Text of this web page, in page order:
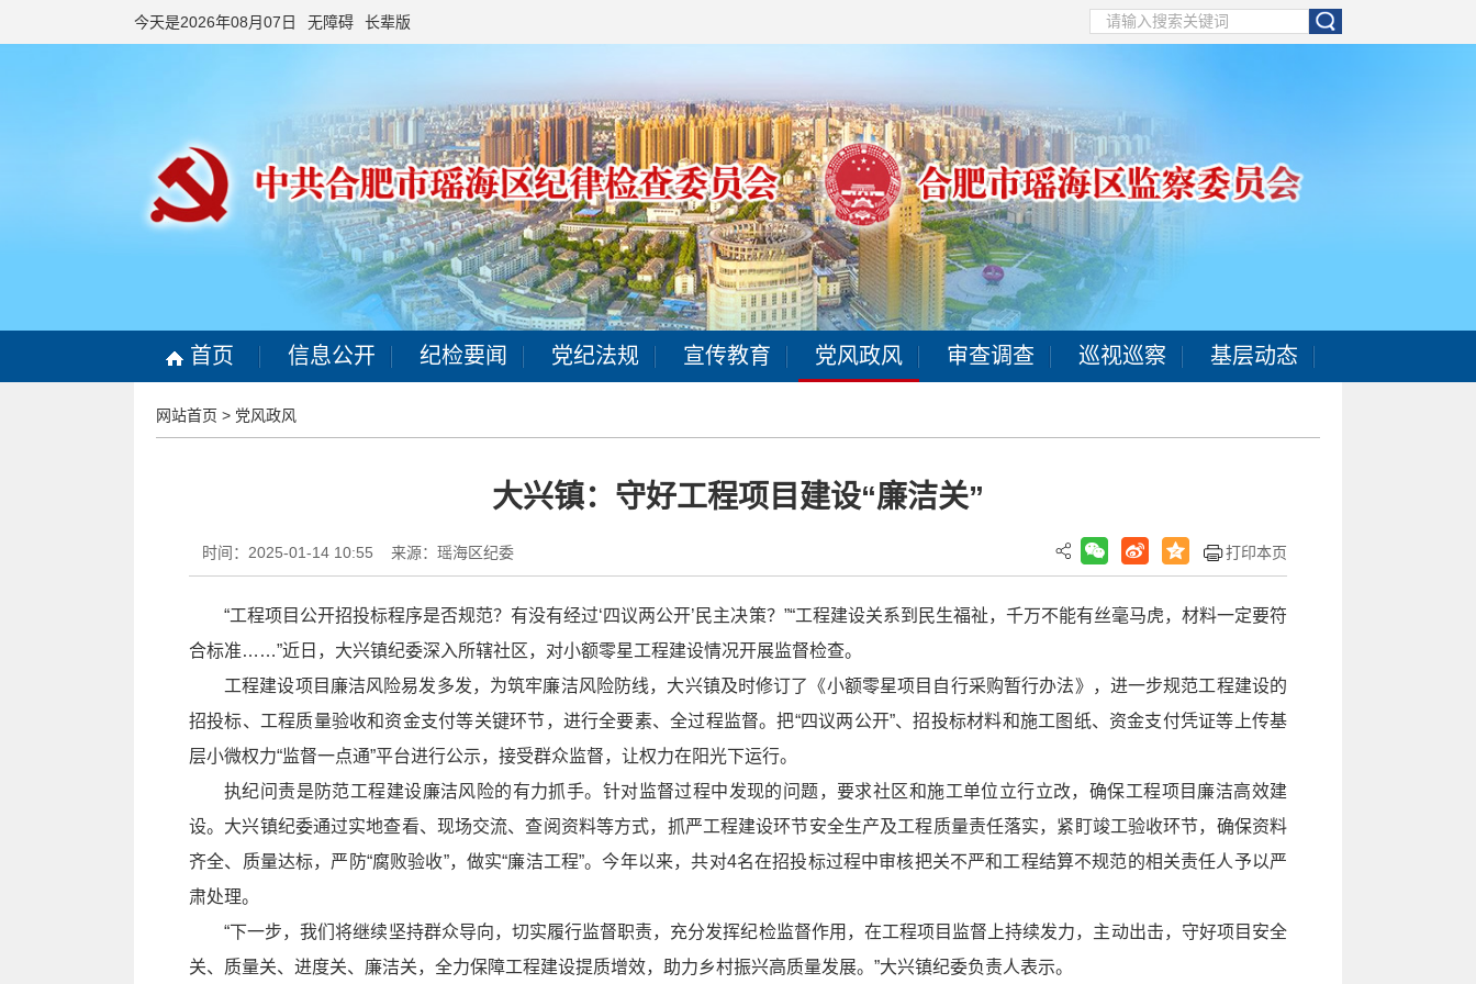
今天是2026年08月07日 无障碍 长辈版
首页 信息公开 纪检要闻 党纪法规 宣传教育 党风政风 审查调查 巡视巡察 基层动态
网站首页 > 党风政风
大兴镇：守好工程项目建设“廉洁关”
时间：2025-01-14 10:55 来源：瑶海区纪委 打印本页
“工程项目公开招投标程序是否规范？有没有经过‘四议两公开’民主决策？”“工程建设关系到民生福祉，千万不能有丝毫马虎，材料一定要符
合标准……”近日，大兴镇纪委深入所辖社区，对小额零星工程建设情况开展监督检查。
工程建设项目廉洁风险易发多发，为筑牢廉洁风险防线，大兴镇及时修订了《小额零星项目自行采购暂行办法》，进一步规范工程建设的
招投标、工程质量验收和资金支付等关键环节，进行全要素、全过程监督。把“四议两公开”、招投标材料和施工图纸、资金支付凭证等上传基
层小微权力“监督一点通”平台进行公示，接受群众监督，让权力在阳光下运行。
执纪问责是防范工程建设廉洁风险的有力抓手。针对监督过程中发现的问题，要求社区和施工单位立行立改，确保工程项目廉洁高效建
设。大兴镇纪委通过实地查看、现场交流、查阅资料等方式，抓严工程建设环节安全生产及工程质量责任落实，紧盯竣工验收环节，确保资料
齐全、质量达标，严防“腐败验收”，做实“廉洁工程”。今年以来，共对4名在招投标过程中审核把关不严和工程结算不规范的相关责任人予以严
肃处理。
“下一步，我们将继续坚持群众导向，切实履行监督职责，充分发挥纪检监督作用，在工程项目监督上持续发力，主动出击，守好项目安全
关、质量关、进度关、廉洁关，全力保障工程建设提质增效，助力乡村振兴高质量发展。”大兴镇纪委负责人表示。